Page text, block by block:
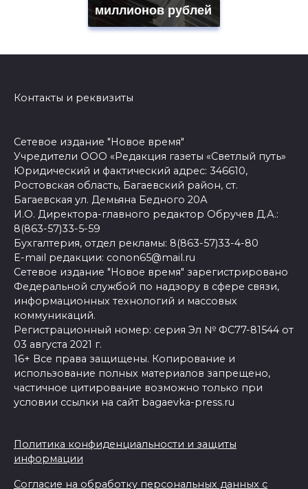
миллионов рублей
Контакты и реквизиты
Сетевое издание "Новое время"
Учредители ООО «Редакция газеты «Светлый путь»
Юридический и фактический адрес: 346610,
Ростовская область, Багаевский район, ст.
Багаевская ул. Демьяна Бедного 20А
И.О. Директора-главного редактор Обручев Д.А.:
8(863-57)33-5-59
Бухгалтерия, отдел рекламы: 8(863-57)33-4-80
E-mail редакции: conon65@mail.ru
Сетевое издание "Новое время" зарегистрировано
Федеральной службой по надзору в сфере связи,
информационных технологий и массовых
коммуникаций.
Регистрационный номер: серия Эл № ФС77-81544 от
03 августа 2021 г.
16+ Все права защищены. Копирование и
использование полных материалов запрещено,
частичное цитирование возможно только при
условии ссылки на сайт bagaevka-press.ru
Политика конфиденциальности и защиты
информации
Согласие на обработку персональных данных с